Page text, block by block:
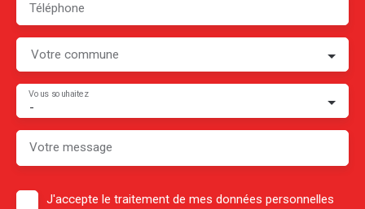
Téléphone
Votre commune
-
Vous souhaitez
Votre message
J'accepte le traitement de mes données personnelles